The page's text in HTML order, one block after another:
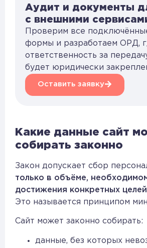
Аудит и документы
с внешними
Проверим все
формы и разработаем ОРД,
ответственность за
будет юридически
Оставить заявку
Какие данные сайт
собирать законно
Закон допускает сбор
только в объёме,
достижения конкретных
Это называется принципом
Сайт может законно собирать:
данные, без которых